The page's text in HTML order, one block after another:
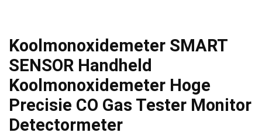
Koolmonoxidemeter SMART
SENSOR Handheld
Koolmonoxidemeter Hoge
Precisie CO Gas Tester Monitor
Detectormeter